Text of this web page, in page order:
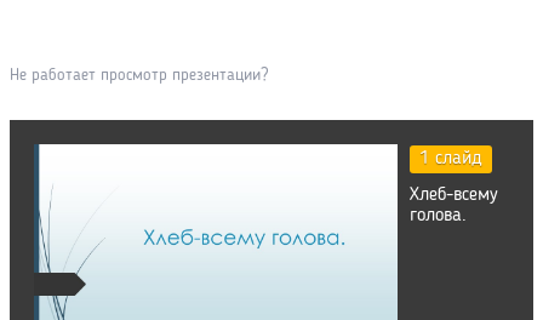
Не работает просмотр презентации?
1 слайд
Хлеб-всему
голова.